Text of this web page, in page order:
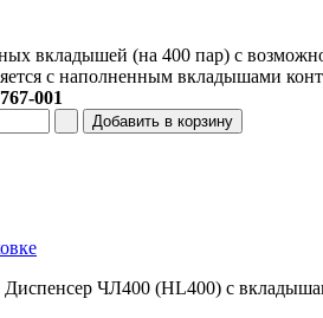
вкладышей (на 400 пар) с
с наполненным вкладышами
001
Диспенсер ЧЛ400 (HL400) с